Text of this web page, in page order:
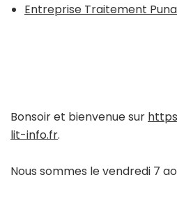
Entreprise Traitement
Bonsoir et bienvenue sur
lit-info.fr.
Nous sommes le vendredi 7